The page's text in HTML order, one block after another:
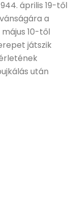
április 19-től
a
10-től
játszik
után